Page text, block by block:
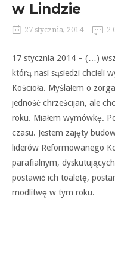
w Lindzie
27 stycznia, 2014 2
17 stycznia 2014 – (…)
którą nasi sąsiedzi chcieli
Kościoła. Myślałem o
jedność chrześcijan, ale
roku. Miałem wymówkę.
czasu. Jestem zajęty
liderów Reformowanego
parafialnym,
postawić ich toaletę,
modlitwę w tym roku.